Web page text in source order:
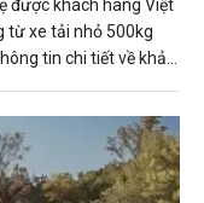
được khách hàng Việt
từ xe tải nhỏ 500kg
tin chi tiết về khả